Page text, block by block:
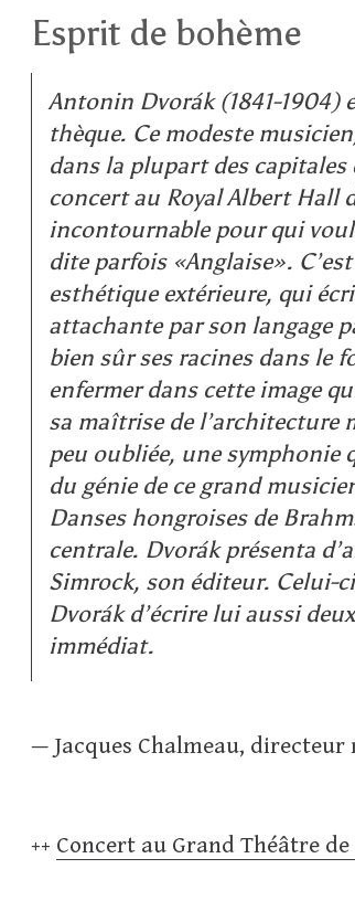
Esprit de bohème
Antonin Dvorák (1841-1904)
thèque. Ce modeste
dans la plupart des
concert au Royal Albert Hall
incontournable pour qui
dite parfois «Anglaise».
esthétique extérieure, qui
attachante par son langage
bien sûr ses racines dans le
enfermer dans cette image
sa maîtrise de l’architecture
peu oubliée, une symphonie
du génie de ce grand
Danses hongroises de
centrale. Dvorák présenta
Simrock, son éditeur. Celui-
Dvorák d’écrire lui aussi
immédiat.
— Jacques Chalmeau,
++ Concert au Grand Théâtre